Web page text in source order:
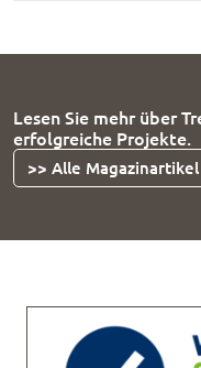
Lesen Sie mehr über
erfolgreiche Projekte.
>> Alle